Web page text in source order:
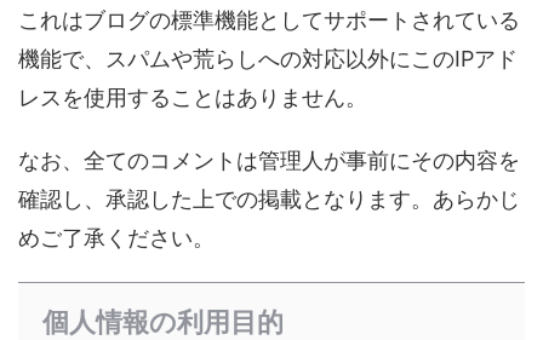
これはブログの標準機能としてサポートされている
機能で、スパムや荒らしへの対応以外にこのIPアド
レスを使用することはありません。
なお、全てのコメントは管理人が事前にその内容を
確認し、承認した上での掲載となります。あらかじ
めご了承ください。
個人情報の利用目的